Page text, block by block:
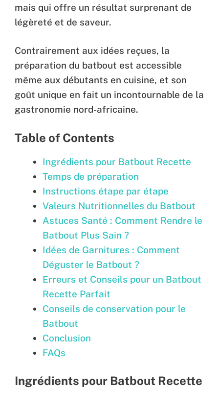
mais qui offre un résultat surprenant de
légèreté et de saveur.
Contrairement aux idées reçues, la
préparation du batbout est accessible
même aux débutants en cuisine, et son
goût unique en fait un incontournable de la
gastronomie nord-africaine.
Table of Contents
Ingrédients pour Batbout Recette
Temps de préparation
Instructions étape par étape
Valeurs Nutritionnelles du Batbout
Astuces Santé : Comment Rendre le
Batbout Plus Sain ?
Idées de Garnitures : Comment
Déguster le Batbout ?
Erreurs et Conseils pour un Batbout
Recette Parfait
Conseils de conservation pour le
Batbout
Conclusion
FAQs
Ingrédients pour Batbout Recette